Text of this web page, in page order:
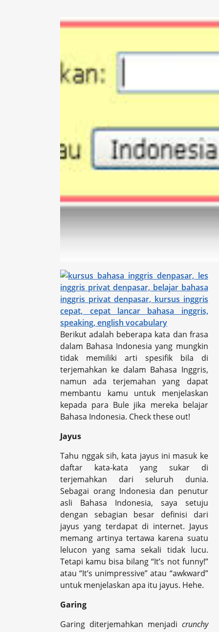
Berikut adalah beberapa kata dan frasa
dalam Bahasa Indonesia yang mungkin
tidak memiliki arti spesifik bila di
terjemahkan ke dalam Bahasa Inggris,
namun ada terjemahan yang dapat
membantu kamu untuk menjelaskan
kepada para Bule jika mereka belajar
Bahasa Indonesia. Check these out!
Jayus
Tahu nggak sih, kata jayus ini masuk ke
daftar kata-kata yang sukar di
terjemahkan dari seluruh dunia.
Sebagai orang Indonesia dan penutur
asli Bahasa Indonesia, saya setuju
dengan sebagian besar definisi dari
jayus yang terdapat di internet. Jayus
memang artinya tertawa karena suatu
lelucon yang sama sekali tidak lucu.
Tetapi kamu bisa bilang “It’s not funny!”
atau “It’s unimpressive” atau “awkward”
untuk menjelaskan apa itu jayus. Hehe.
Garing
Garing diterjemahkan menjadi crunchy